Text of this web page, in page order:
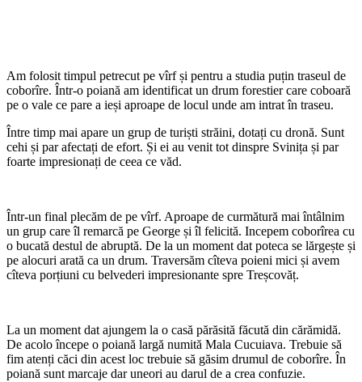
Am folosit timpul petrecut pe vîrf și pentru a studia puțin traseul de
coborîre. Într-o poiană am identificat un drum forestier care coboară
pe o vale ce pare a ieși aproape de locul unde am intrat în traseu.
Între timp mai apare un grup de turiști străini, dotați cu dronă. Sunt
cehi și par afectați de efort. Și ei au venit tot dinspre Svinița și par
foarte impresionați de ceea ce văd.
Într-un final plecăm de pe vîrf. Aproape de curmătură mai întâlnim
un grup care îl remarcă pe George și îl felicită. Incepem coborîrea cu
o bucată destul de abruptă. De la un moment dat poteca se lărgește și
pe alocuri arată ca un drum. Traversăm cîteva poieni mici și avem
cîteva porțiuni cu belvederi impresionante spre Treșcovăț.
La un moment dat ajungem la o casă părăsită făcută din cărămidă.
De acolo începe o poiană largă numită Mala Cucuiava. Trebuie să
fim atenți căci din acest loc trebuie să găsim drumul de coborîre. În
poiană sunt marcaje dar uneori au darul de a crea confuzie.